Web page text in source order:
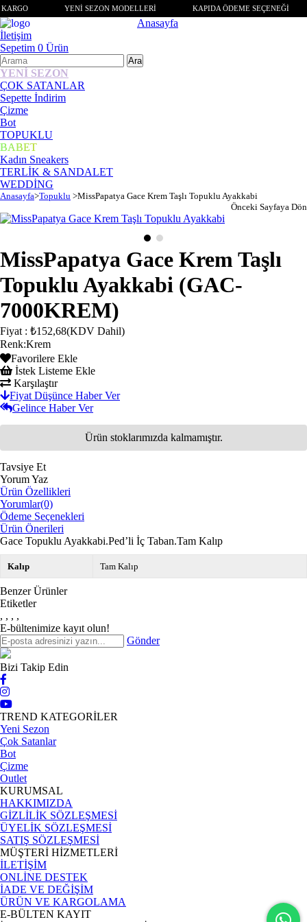
YENİ SEZON MODELLERİ KAPIDA ÖDEME SEÇENEĞİ
Anasayfa
İletişim
Sepetim 0 Ürün
YENİ SEZON
ÇOK SATANLAR
Sepette İndirim
Çizme
Bot
TOPUKLU
BABET
Kadın Sneakers
TERLİK & SANDALET
WEDDİNG
Anasayfa>Topuklu >MissPapatya Gace Krem Taşlı Topuklu Ayakkabi
Önceki Sayfaya Dön
MissPapatya Gace Krem Taşlı
Topuklu Ayakkabi (GAC-
7000KREM)
Fiyat : ₺152,68(KDV Dahil)
Renk:Krem
Favorilere Ekle
İstek Listeme Ekle
Karşılaştır
Fiyat Düşünce Haber Ver
Gelince Haber Ver
Ürün stoklarımızda kalmamıştır.
Tavsiye Et
Yorum Yaz
Ürün Özellikleri
Yorumlar(0)
Ödeme Seçenekleri
Ürün Önerileri
Gace Topuklu Ayakkabi.Ped’li İç Taban.Tam Kalıp
Kalıp Tam Kalıp
Benzer Ürünler
Etiketler
, , , ,
E-bültenimize kayıt olun!
Gönder
Bizi Takip Edin
TREND KATEGORİLER
Yeni Sezon
Çok Satanlar
Bot
Çizme
Outlet
KURUMSAL
HAKKIMIZDA
GİZLİLİK SÖZLEŞMESİ
ÜYELİK SÖZLEŞMESİ
SATIŞ SÖZLEŞMESİ
MÜŞTERİ HİZMETLERİ
İLETİŞİM
ONLİNE DESTEK
İADE VE DEĞİŞİM
ÜRÜN VE KARGOLAMA
E-BÜLTEN KAYIT